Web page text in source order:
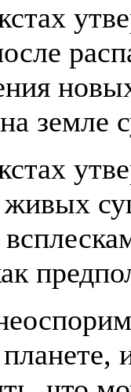
земле
живых